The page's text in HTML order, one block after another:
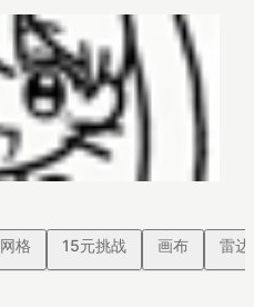
网格 15元挑战 画布 雷达